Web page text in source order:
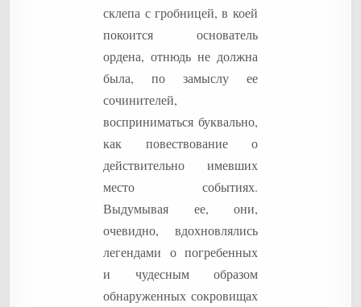
склепа с гробницей, в коей
покоится основатель
ордена, отнюдь не должна
была, по замыслу ее
сочинителей,
восприниматься буквально,
как повествование о
действительно имевших
место событиях.
Выдумывая ее, они,
очевидно, вдохновлялись
легендами о погребенных
и чудесным образом
обнаруженных сокровищах